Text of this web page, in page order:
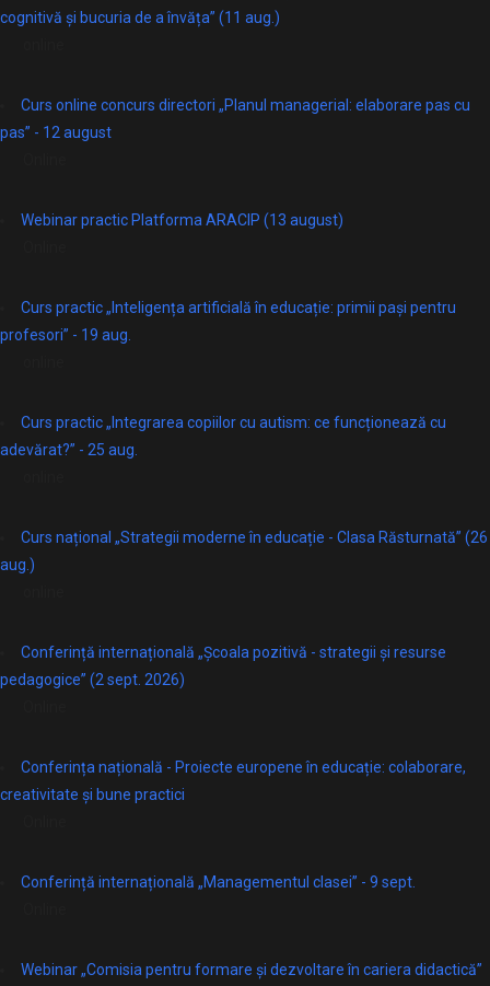
cognitivă și bucuria de a învăța” (11 aug.)
Curs online concurs directori „Planul managerial: elaborare pas cu
pas” - 12 august
Webinar practic Platforma ARACIP (13 august)
Curs practic „Inteligența artificială în educație: primii pași pentru
profesori” - 19 aug.
Curs practic „Integrarea copiilor cu autism: ce funcționează cu
adevărat?” - 25 aug.
Curs național „Strategii moderne în educație - Clasa Răsturnată” (26
aug.)
Conferință internațională „Școala pozitivă - strategii și resurse
pedagogice” (2 sept. 2026)
Conferința națională - Proiecte europene în educație: colaborare,
creativitate și bune practici
Conferință internațională „Managementul clasei” - 9 sept.
Webinar „Comisia pentru formare și dezvoltare în cariera didactică”